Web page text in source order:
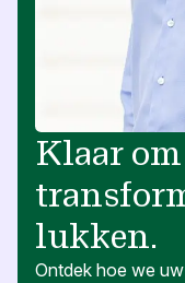
Klaar
lukken.
Ontdek hoe we